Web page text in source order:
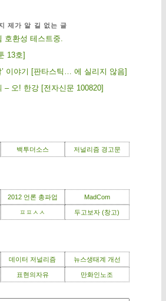
제가 알 길 없는 글
호환성 테스트중.
13호]
’ 이야기 [판타스틱… 에 실리지 않음]
– 오! 한강 [전자신문 100820]
백투더소스 저널리즘 경고문
2012 언론 총파업 MadCom
ㅍㅍㅅㅅ 두고보자 (창고)
데이터 저널리즘 뉴스생태계 개선
표현의자유 만화인노조